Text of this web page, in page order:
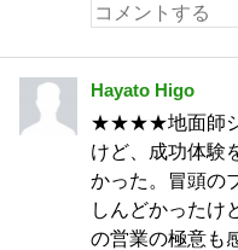
Hayato Higo
★★★★地面師シ
けど、成功体験
かった。冒頭の
しんどかったけ
の営業の極意も